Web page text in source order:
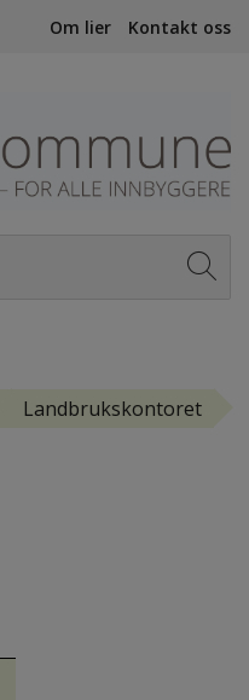
Om lier Kontakt oss
Landbrukskontoret